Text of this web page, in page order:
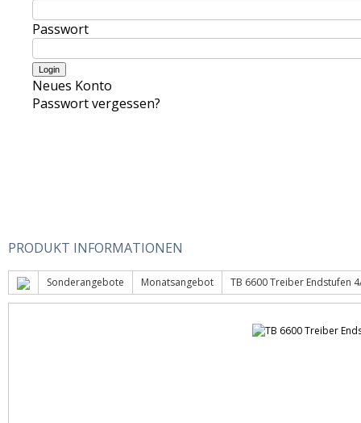
Passwort
Neues Konto
Passwort vergessen?
PRODUKT INFORMATIONEN
Sonderangebote Monatsangebot TB 6600 Treiber Endstufen